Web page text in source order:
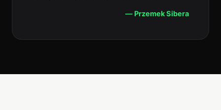
— Przemek Sibera